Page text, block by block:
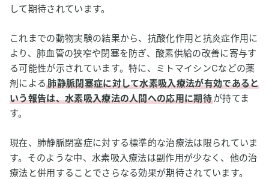
して期待されています。
これまでの動物実験の結果から、抗酸化作用と抗炎症作用に
より、肺血管の狭窄や閉塞を防ぎ、酸素供給の改善に寄与す
る可能性が示されています。特に、ミトマイシンCなどの薬
剤による肺静脈閉塞症に対して水素吸入療法が有効であると
いう報告は、水素吸入療法の人間への応用に期待が持てま
す。
現在、肺静脈閉塞症に対する標準的な治療法は限られていま
す。そのような中、水素吸入療法は副作用が少なく、他の治
療法と併用することでさらなる効果が期待されています。